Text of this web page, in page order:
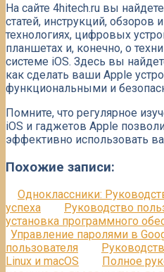
На сайте 4hitech.ru вы
статей, инструкций,
технологиях, цифровых
планшетах и, конечно, о
системе iOS. Здесь вы
как сделать ваши Apple
функциональными и
Помните, что регулярное
iOS и гаджетов Apple
эффективно использовать
Похожие записи:
Одноклассники:
успеха
Руководство
установка программного
Управление паролями в
пользователя
Linux и macOS
Полное